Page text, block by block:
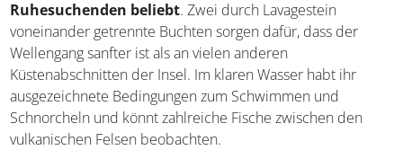
Ruhesuchenden beliebt. Zwei durch Lavagestein
voneinander getrennte Buchten sorgen dafür, dass der
Wellengang sanfter ist als an vielen anderen
Küstenabschnitten der Insel. Im klaren Wasser habt ihr
ausgezeichnete Bedingungen zum Schwimmen und
Schnorcheln und könnt zahlreiche Fische zwischen den
vulkanischen Felsen beobachten.